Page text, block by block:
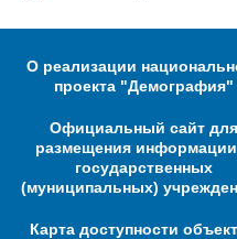
О реализации
проекта "Демография"
Официальный сайт для
размещения
государственных
(муниципальных)
Карта доступности